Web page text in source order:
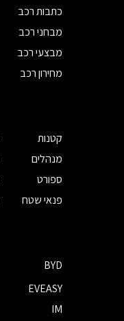
כתבות רכב
מבחני רכב
מבצעי רכב
מחירון רכב
קטנות
מנהלים
ספורט
פנאי שטח
BYD
EVEASY
IM